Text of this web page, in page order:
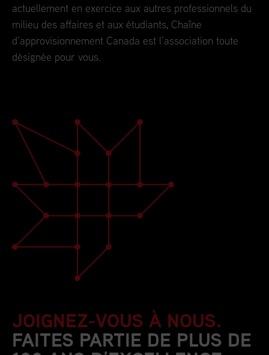
actuellement en exercice aux autres professionnels du
milieu des affaires et aux étudiants, Chaîne
d’approvisionnement Canada est l’association toute
désignée pour vous.
JOIGNEZ-VOUS À NOUS.
FAITES PARTIE DE PLUS DE